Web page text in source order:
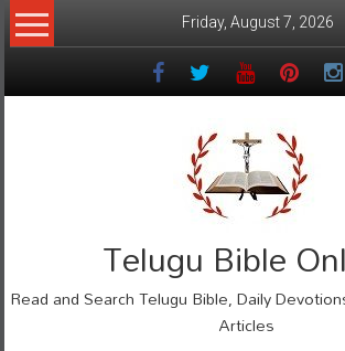
Skip
to
Friday, August 7, 2026
Telugu Bible
Read and Search Telugu Bible, Daily
Articles